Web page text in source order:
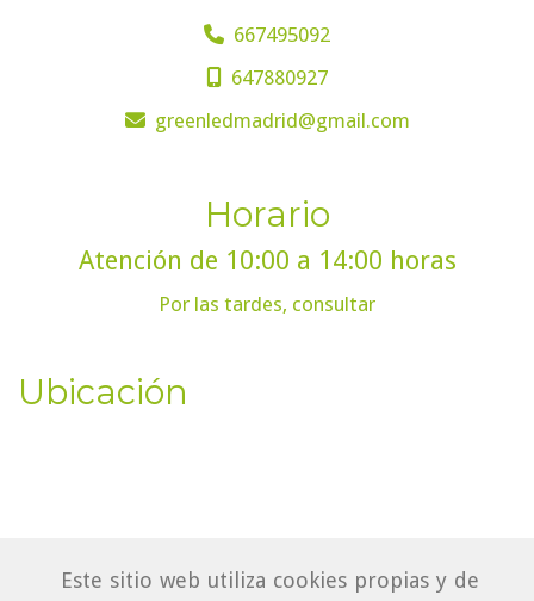
Este sitio web utiliza cookies propias y de
667495092
647880927
greenledmadrid
gmail.com
Horario
Atención de 10:00 a 14:00 horas
Por las tardes, consultar
Ubicación